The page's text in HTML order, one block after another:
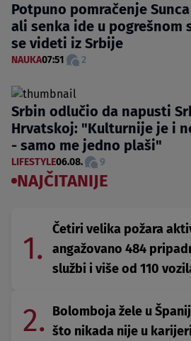
Potpuno pomračenje
ali senka ide u pogrešnom
se videti iz Srbije
NAUKA07:51 2
Srbin odlučio da napusti
Hrvatskoj: "Kulturnije je i
- samo me jedno plaši"
LIFESTYLE06.08. 9
NAJČITANIJE
1.
Četiri velika požara
angažovano 484
službi i više od 110
2. Bolomboja žele u
što nikada nije u karijeri